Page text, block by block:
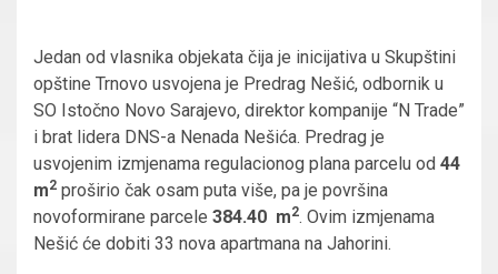
Jedan od vlasnika objekata čija je inicijativa u Skupštini
opštine Trnovo usvojena je Predrag Nešić, odbornik u
SO Istočno Novo Sarajevo, direktor kompanije “N Trade”
i brat lidera DNS-a Nenada Nešića. Predrag je
usvojenim izmjenama regulacionog plana parcelu od 44
m2 proširio čak osam puta više, pa je površina
novoformirane parcele 384.40 m2. Ovim izmjenama
Nešić će dobiti 33 nova apartmana na Jahorini.